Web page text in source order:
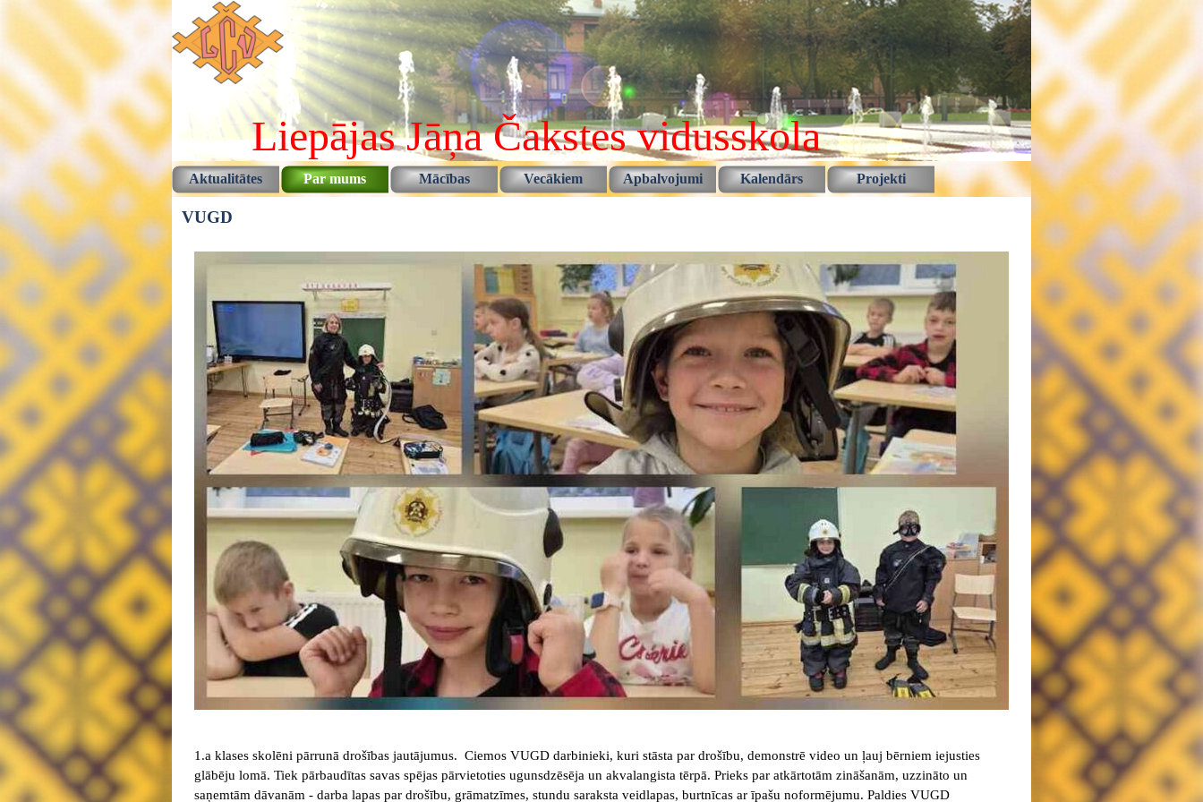
Pāriet uz saturu
Liepājas Jāņa Čakstes vidusskola
Izlaist izvēlni
Aktualitātes Par mums ▼
Mācības ▼
Vecākiem ▼
Apbalvojumi ▼
Kalendārs ▼
Projekti ▼
VUGD
1.a klases skolēni pārrunā drošības jautājumus. Ciemos VUGD darbinieki, kuri stāsta par drošību, demonstrē video un ļauj bērniem iejusties
glābēju lomā. Tiek pārbaudītas savas spējas pārvietoties ugunsdzēsēja un akvalangista tērpā. Prieks par atkārtotām zināšanām, uzzināto un
saņemtām dāvanām - darba lapas par drošību, grāmatzīmes, stundu saraksta veidlapas, burtnīcas ar īpašu noformējumu. Paldies VUGD